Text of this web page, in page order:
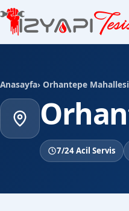
Anasayfa› Orhantepe
7/24 Acil Servis